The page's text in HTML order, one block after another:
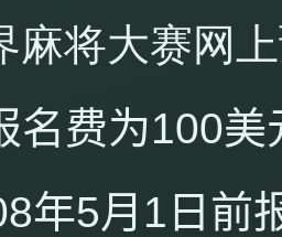
麻将大赛网
名费为100美
年5月 1 日前